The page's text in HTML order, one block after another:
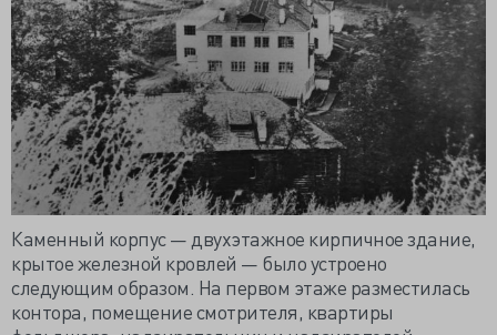
Каменный корпус — двухэтажное кирпичное здание,
крытое железной кровлей — было устроено
следующим образом. На первом этаже разместилась
контора, помещение смотрителя, квартиры